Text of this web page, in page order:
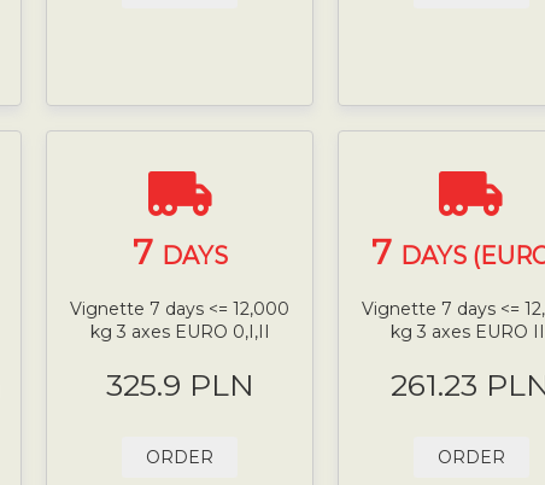
7 DAYS
Vignette 7 days <= 12,000
kg 3 axes EURO 0,I,II
325.9 PLN
ORDER
7 DAYS
Vignette 7 days <=
kg 3 axes EURO
261.23
ORDER